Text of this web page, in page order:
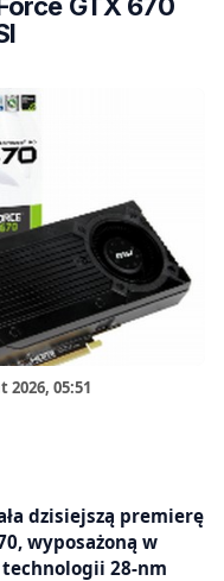
2026, 05:51
dzisiejszą premierę
wyposażoną w
28-nm